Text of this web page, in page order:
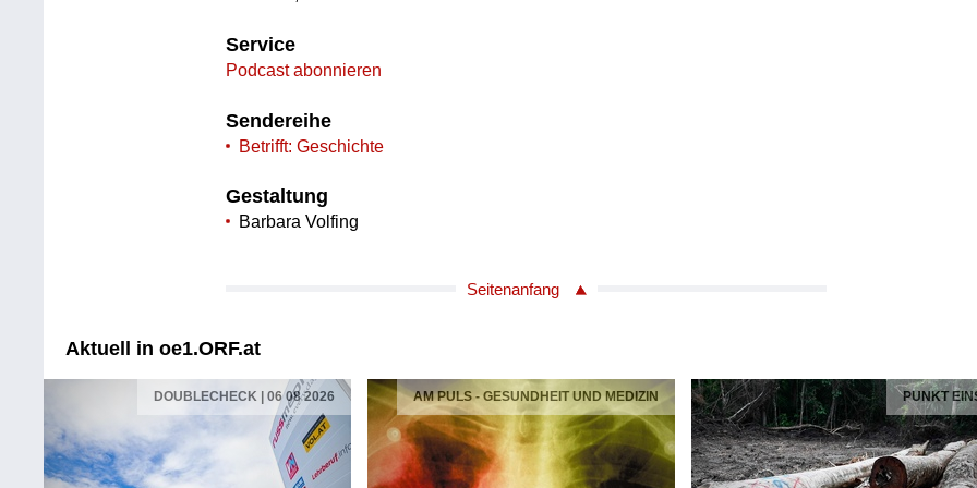
Service
Podcast abonnieren
Sendereihe
Betrifft: Geschichte
Gestaltung
Barbara Volfing
Seitenanfang
Aktuell in oe1.ORF.at
DOUBLECHECK | 06 08 2026 AM PULS - GESUNDHEIT UND MEDIZIN PUNKT